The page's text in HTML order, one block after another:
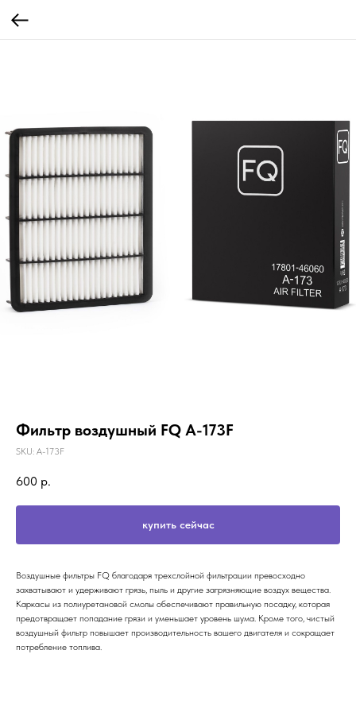
Фильтр воздушный FQ A-173F
SKU: A-173F
600 р.
купить сейчас
Воздушные фильтры FQ благодаря трехслойной фильтрации превосходно
захватывают и удерживают грязь, пыль и другие загрязняющие воздух вещества.
Каркасы из полиуретановой смолы обеспечивают правильную посадку, которая
предотвращает попадание грязи и уменьшает уровень шума. Кроме того, чистый
воздушный фильтр повышает производительность вашего двигателя и сокращает
потребление топлива.